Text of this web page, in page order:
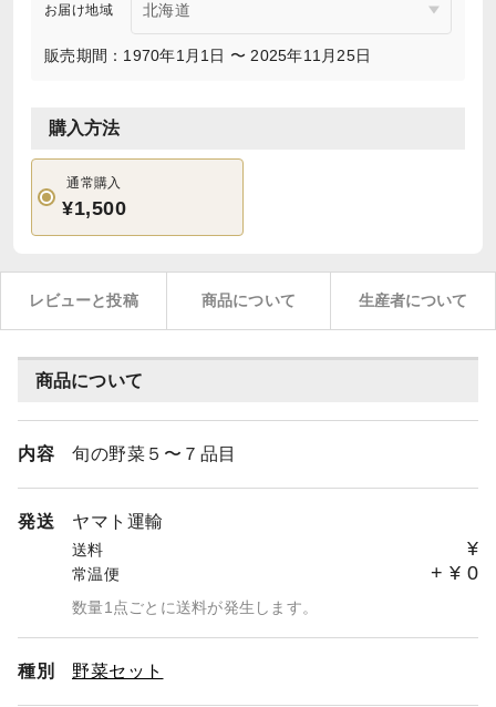
お届け地域
販売期間：1970年1月1日 〜 2025年11月25日
購入方法
通常購入
¥1,500
レビューと投稿 商品について 生産者について
商品について
内容 旬の野菜５〜７品目
発送 ヤマト運輸
送料 ¥
常温便 + ¥ 0
数量1点ごとに送料が発生します。
種別 野菜セット